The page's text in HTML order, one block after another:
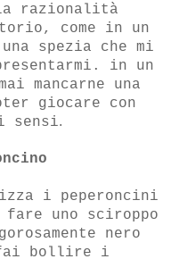
razionalità
come in un
spezia che mi
in un
mancarne una
giocare con
sensi.
i peperoncini
uno sciroppo
nero
fai bollire i